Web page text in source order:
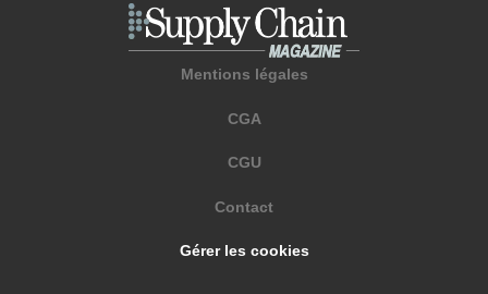
Mentions légales
CGA
CGU
Contact
Gérer les cookies